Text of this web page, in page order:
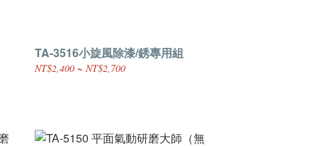
TA-3516小旋風除漆/銹專用組
NT$2,400 ~ NT$2,700